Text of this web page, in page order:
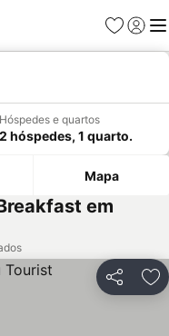
Favoritos
Iniciar
Hóspedes e quartos
2 hóspedes, 1 quarto.
Mapa
em
Partilhar